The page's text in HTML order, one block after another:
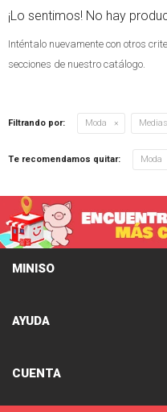
¡Lo sentimos! No hay
Inténtalo nuevamente con otros
secciones de nuestro catálogo.
Filtrando por: Moda Medias
Te recomendamos quitar: Moda
MINISO
AYUDA
CUENTA